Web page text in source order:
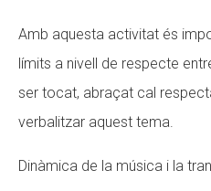
Amb aquesta activitat és
límits a nivell de respecte
ser tocat, abraçat cal
verbalitzar aquest tema.
Dinàmica de la música i la